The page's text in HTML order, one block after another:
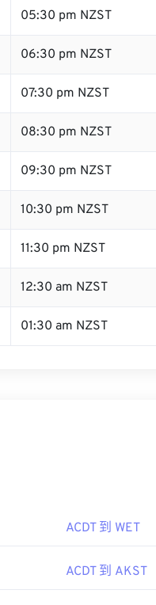
05:30 pm NZST
06:30 pm NZST
07:30 pm NZST
08:30 pm NZST
09:30 pm NZST
10:30 pm NZST
11:30 pm NZST
12:30 am NZST
01:30 am NZST
ACDT 到 WET
ACDT 到 AKST